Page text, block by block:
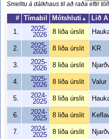
Smelltu á dálkhaus til að raða eftir
#
Tímabil Mótshluti ▲ Lið A
1.
2025-
2026
8 liða úrslit
2.
2025-
2026
8 liða úrslit KR
3.
2025-
2026
8 liða úrslit
4.
2025-
2026
8 liða úrslit Valur
5.
2024-
2025
8 liða úrslit
6.
2024-
2025
8 liða úrslit
7.
2024-
2025
8 liða úrslit